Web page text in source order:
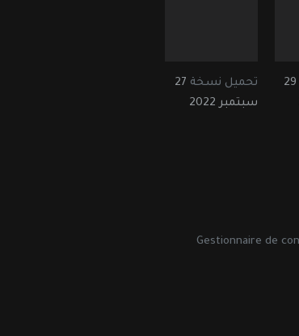
29
تحميل نسخة 27
سبتمبر 2022
Gestionnaire de